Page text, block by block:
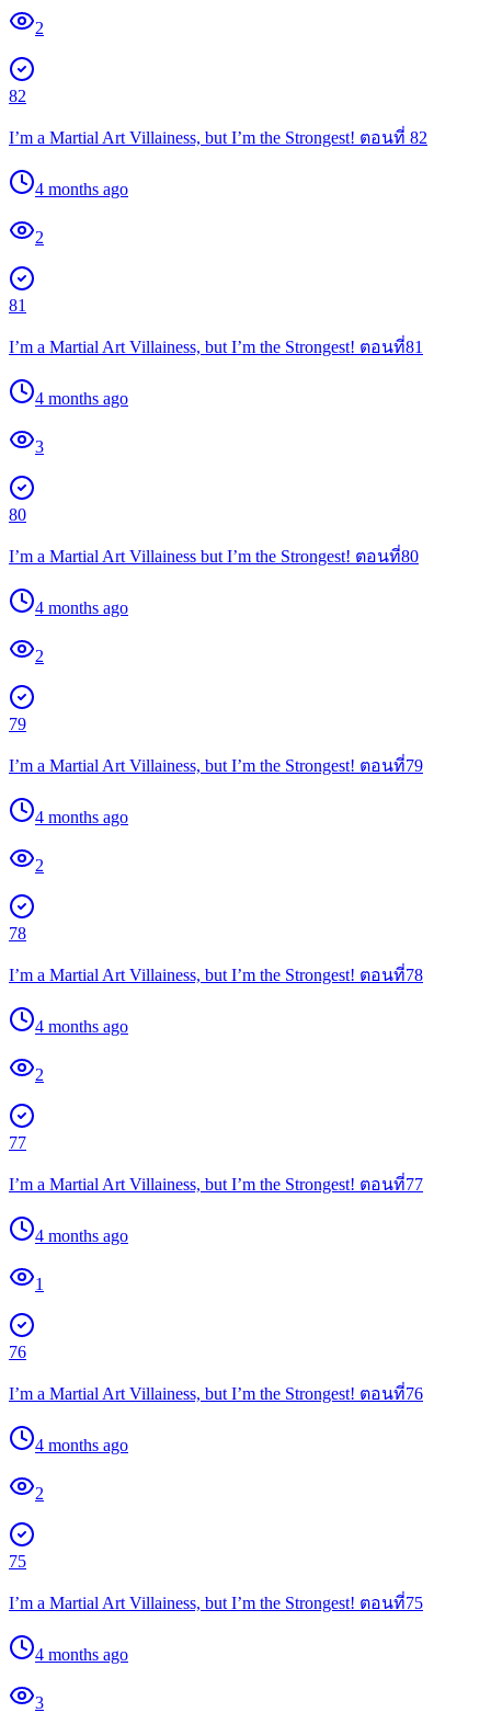
2
82
I’m a Martial Art Villainess, but I’m the Strongest! ตอนที่ 82
4 months ago
2
81
I’m a Martial Art Villainess, but I’m the Strongest! ตอนที่81
4 months ago
3
80
I’m a Martial Art Villainess but I’m the Strongest! ตอนที่80
4 months ago
2
79
I’m a Martial Art Villainess, but I’m the Strongest! ตอนที่79
4 months ago
2
78
I’m a Martial Art Villainess, but I’m the Strongest! ตอนที่78
4 months ago
2
77
I’m a Martial Art Villainess, but I’m the Strongest! ตอนที่77
4 months ago
1
76
I’m a Martial Art Villainess, but I’m the Strongest! ตอนที่76
4 months ago
2
75
I’m a Martial Art Villainess, but I’m the Strongest! ตอนที่75
4 months ago
3